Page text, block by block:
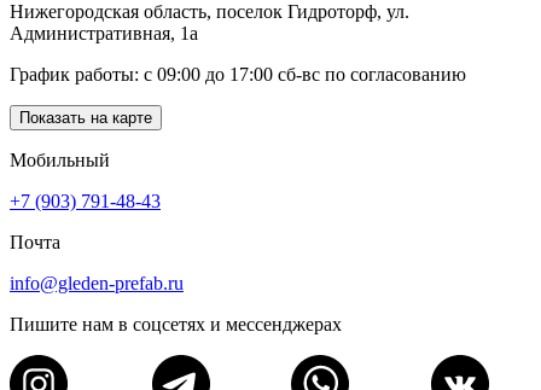
Нижегородская область, поселок Гидроторф, ул.
Административная, 1а
График работы: c 09:00 до 17:00 сб-вс по согласованию
Показать на карте
Мобильный
+7 (903) 791-48-43
Почта
info@gleden-prefab.ru
Пишите нам в соцсетях и мессенджерах